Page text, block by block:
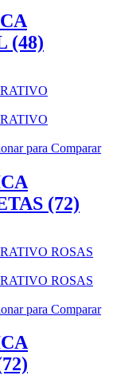
(48)
para Comparar
(72)
para Comparar